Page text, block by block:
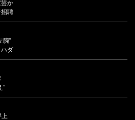
か
聘
腕”
ダ
”
上